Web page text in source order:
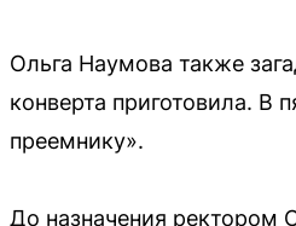
Ольга Наумова также
конверта приготовила. В
преемнику».
До назначения ректором